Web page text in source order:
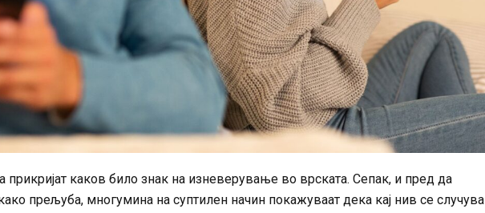
прикријат каков било знак на изневерување во врската. Сепак, и пред да
прељуба, многумина на суптилен начин покажуваат дека кај нив се случува